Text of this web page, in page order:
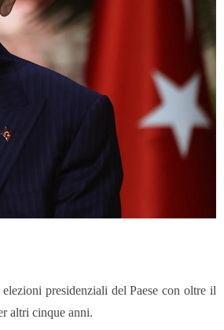
presidenziali del Paese con oltre il
altri cinque anni.